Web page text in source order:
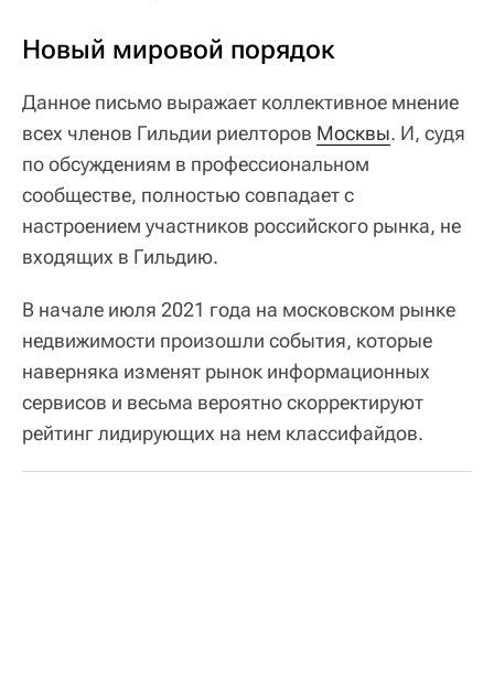
Новый мировой порядок
Данное письмо выражает коллективное мнение
всех членов Гильдии риелторов Москвы. И, судя
по обсуждениям в профессиональном
сообществе, полностью совпадает с
настроением участников российского рынка, не
входящих в Гильдию.
В начале июля 2021 года на московском рынке
недвижимости произошли события, которые
наверняка изменят рынок информационных
сервисов и весьма вероятно скорректируют
рейтинг лидирующих на нем классифайдов.